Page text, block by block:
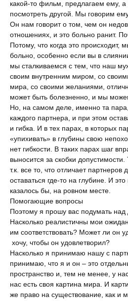
какой-то фильм, предлагаем ему, а
посмотреть другой. Мы говорим
Он нам говорит о том, чем он
отношениях, и это больно ранит.
Потому, что когда это
больно, особенно если вы в
мы сталкиваемся с тем, что наш
своим внутренним миром, со
мира, со своими желаниями,
может быть болезненно, и мы
Но, на самом деле, именно та
каждого партнера, и при этом
и гибка. И в тех парах, в которых
«упихивать» в глубины свою
нет гибкости. В таких парах шаг
выносится за скобки
т.к. все то, что отличает партнеров
оставаться где-то на глубине. И
казалось бы, на ровном месте.
Помогающие вопросы
Поэтому я прошу вас подумать
Насколько реалистичны мои
им соответствовать? Может ли он
хочу, чтобы он удовлетворил?
Насколько я принимаю нашу с
принимаю, что я и он – это
пространство и, тем не менее, у
нас есть своя картина мира. И
же право на существование, как и